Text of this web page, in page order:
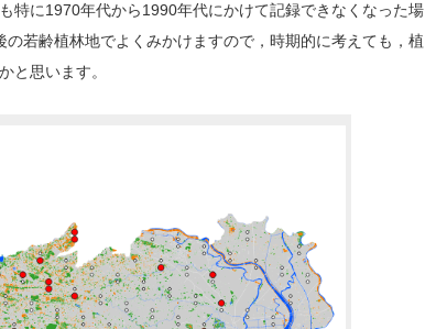
特に1970年代から1990年代にかけて記録できなくなった場
若齢植林地でよくみかけますので，時期的に考えても，植
と思います。